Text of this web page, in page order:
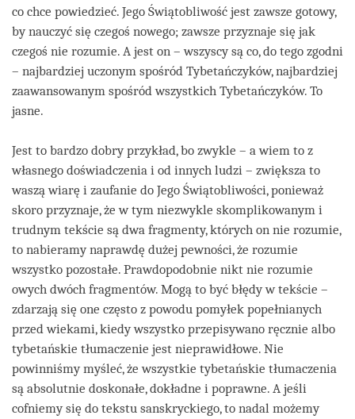
co chce powiedzieć. Jego Świątobliwość jest zawsze gotowy,
by nauczyć się czegoś nowego; zawsze przyznaje się jak
czegoś nie rozumie. A jest on – wszyscy są co, do tego zgodni
– najbardziej uczonym spośród Tybetańczyków, najbardziej
zaawansowanym spośród wszystkich Tybetańczyków. To
jasne.
Jest to bardzo dobry przykład, bo zwykle – a wiem to z
własnego doświadczenia i od innych ludzi – zwiększa to
waszą wiarę i zaufanie do Jego Świątobliwości, ponieważ
skoro przyznaje, że w tym niezwykle skomplikowanym i
trudnym tekście są dwa fragmenty, których on nie rozumie,
to nabieramy naprawdę dużej pewności, że rozumie
wszystko pozostałe. Prawdopodobnie nikt nie rozumie
owych dwóch fragmentów. Mogą to być błędy w tekście –
zdarzają się one często z powodu pomyłek popełnianych
przed wiekami, kiedy wszystko przepisywano ręcznie albo
tybetańskie tłumaczenie jest nieprawidłowe. Nie
powinniśmy myśleć, że wszystkie tybetańskie tłumaczenia
są absolutnie doskonałe, dokładne i poprawne. A jeśli
cofniemy się do tekstu sanskryckiego, to nadal możemy